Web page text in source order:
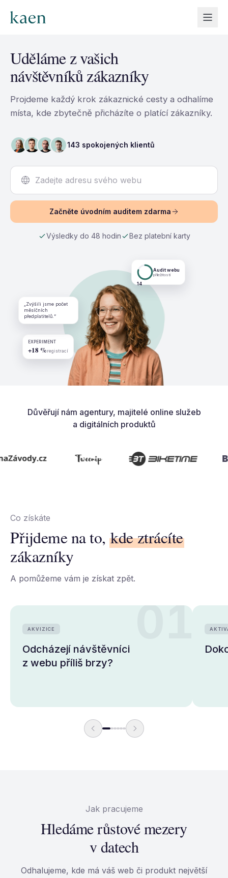
Uděláme z vašich
návštěvníků zákazníky
Projdeme každý krok zákaznické cesty a odhalíme
místa, kde zbytečně přicházíte o platící zákazníky.
143 spokojených klientů
Začněte úvodním auditem zdarma
Výsledky do 48 hodin Bez platební karty
14
Audit webu
příležitostí
EXPERIMENT
+18 %registrací
„Zvýšili jsme počet
měsíčních
předplatitelů.“
Důvěřují nám agentury, majitelé online služeb
a digitálních produktů
Co získáte
Přijdeme na to,kde ztrácíte
zákazníky
A pomůžeme vám je získat zpět.
01
AKVIZICE
Odcházejí návštěvníci
z webu příliš brzy?
Jak pracujeme
Hledáme růstové mezery
v datech
Odhalujeme, kde má váš web či produkt největší